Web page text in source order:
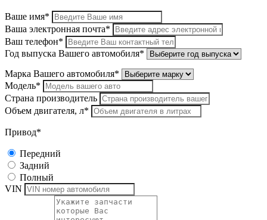
Ваше имя*
Ваша электронная почта*
Ваш телефон*
Год выпуска Вашего автомобиля*
Марка Вашего автомобиля*
Модель*
Страна производитель
Объем двигателя, л*
Привод*
Передний
Задний
Полный
VIN